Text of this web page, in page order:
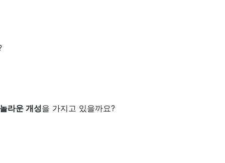
놀라운 개성을 가지고 있을까요?